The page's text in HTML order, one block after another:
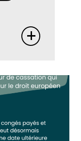
+
Ce
pour
les
en
2026